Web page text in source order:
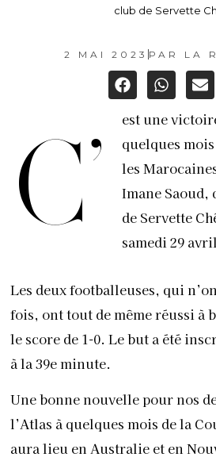
club de Servette
2 MAI 2023 PAR LA
C’
est une
quelques
les
Imane
de Servette
samedi 29
Les deux footballeuses, qui
fois, ont tout de même réussi à
le score de 1-0. Le but a été
à la 39e minute.
Une bonne nouvelle pour nos
l’Atlas à quelques mois de la
aura lieu en Australie et en